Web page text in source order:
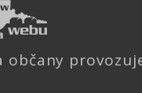
občany